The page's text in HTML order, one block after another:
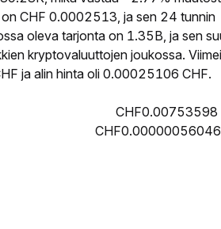
CHF 0.0002513, ja sen 24 tunnin
oleva tarjonta on 1.35B, ja sen
kryptovaluuttojen joukossa.
ja alin hinta oli 0.00025106 CHF.